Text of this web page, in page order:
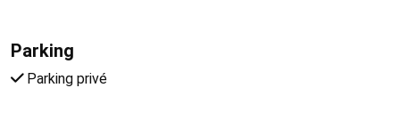
Parking
Parking privé